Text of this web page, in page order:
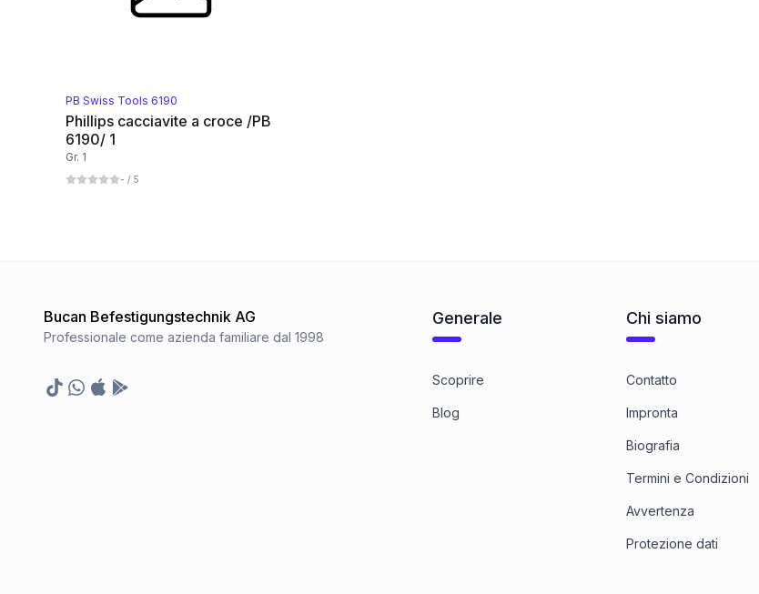
PB Swiss Tools 6190
Phillips cacciavite a croce /PB
6190/ 1
Gr. 1
- / 5
Bucan Befestigungstechnik AG
Professionale come azienda familiare dal 1998
TikTokWhatsapp
Appstore
Google Play Store
Generale
Scoprire
Blog
Chi siamo
Contatto
Impronta
Biografia
Termini e Condizioni
Avvertenza
Protezione dati